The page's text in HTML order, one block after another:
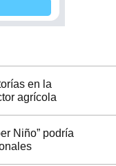
en la
agrícola
Niño” podría